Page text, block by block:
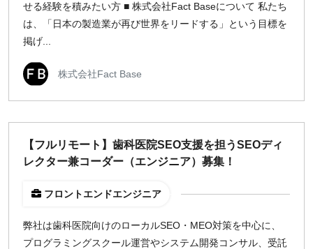
せる経験を積みたい方 ■ 株式会社Fact Baseについて 私たち
は、「日本の製造業が再び世界をリードする」という目標を
掲げ...
株式会社Fact Base
【フルリモート】歯科医院SEO支援を担うSEOディ
レクター兼コーダー（エンジニア）募集！
フロントエンドエンジニア
弊社は歯科医院向けのローカルSEO・MEO対策を中心に、
プログラミングスクール運営やシステム開発コンサル、受託